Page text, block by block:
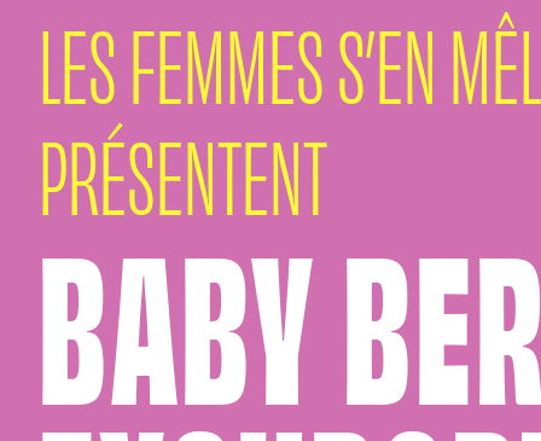
LES FEMMES S’EN
PRÉSENTENT
BABY